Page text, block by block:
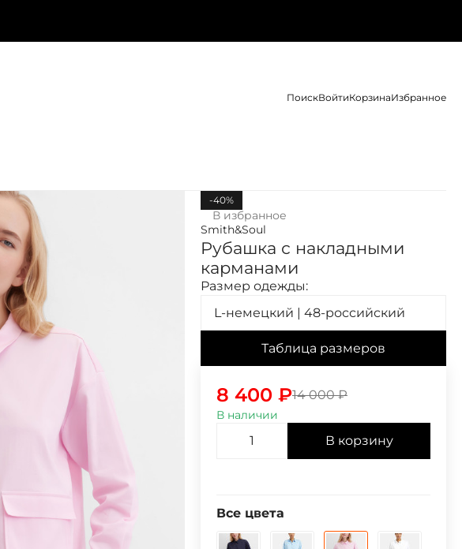
ПоискВойтиКорзинаИзбранное
-40%
В избранное
Smith&Soul
Рубашка с накладными
карманами
Размер одежды:
L-немецкий | 48-российский
Таблица размеров
14 000₽
8 400 ₽
В наличии
В корзину
Все цвета